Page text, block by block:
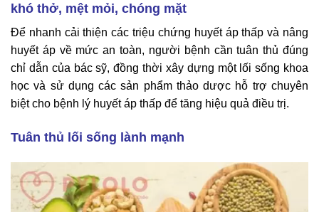
khó thở, mệt mỏi, chóng mặt
Để nhanh cải thiện các triệu chứng huyết áp thấp và nâng
huyết áp về mức an toàn, người bệnh cần tuân thủ đúng
chỉ dẫn của bác sỹ, đồng thời xây dựng một lối sống khoa
học và sử dụng các sản phẩm thảo dược hỗ trợ chuyên
biệt cho bệnh lý huyết áp thấp để tăng hiệu quả điều trị.
Tuân thủ lối sống lành mạnh